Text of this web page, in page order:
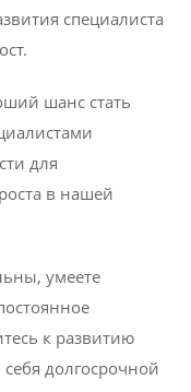
специалиста
шанс стать
для
в нашей
умеете
к развитию
долгосрочной